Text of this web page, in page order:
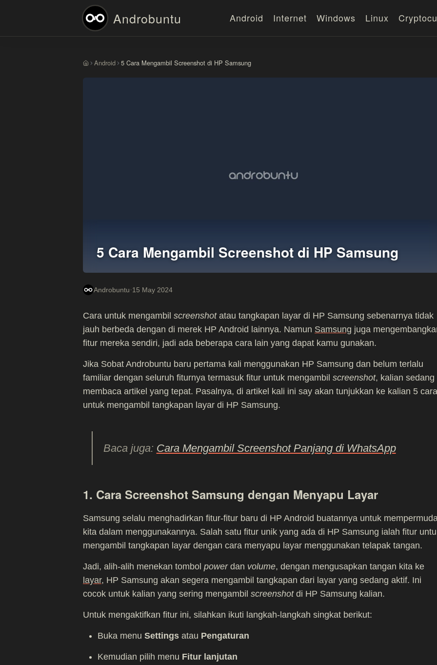
Androbuntu Android Internet Windows Linux
BerandaAndroid 5 Cara Mengambil Screenshot di HP Samsung
5 Cara Mengambil Screenshot di HP Samsung
Androbuntu·15 May 2024
Cara untuk mengambil screenshotatau tangkapan layar di HP Samsung sebenarnya tidak
jauh berbeda dengan di merek HP Android lainnya. Namun Samsung juga
fitur mereka sendiri, jadi ada beberapa cara lain yang dapat kamu gunakan.
Jika Sobat Androbuntu baru pertama kali menggunakan HP Samsung dan belum terlalu
familiar dengan seluruh fiturnya termasuk fitur untuk mengambil screenshot, kalian sedang
membaca artikel yang tepat. Pasalnya, di artikel kali ini say akan tunjukkan ke kalian 5 cara
untuk mengambil tangkapan layar di HP Samsung.
Baca juga: Cara Mengambil Screenshot Panjang di WhatsApp
1. Cara Screenshot Samsung dengan Menyapu Layar
Samsung selalu menghadirkan fitur-fitur baru di HP Android buatannya untuk
kita dalam menggunakannya. Salah satu fitur unik yang ada di HP Samsung ialah fitur
mengambil tangkapan layar dengan cara menyapu layar menggunakan telapak tangan.
Jadi, alih-alih menekan tombol powerdan volume, dengan mengusapkan tangan kita ke
layar, HP Samsung akan segera mengambil tangkapan dari layar yang sedang aktif. Ini
cocok untuk kalian yang sering mengambil screenshotdi HP Samsung kalian.
Untuk mengaktifkan fitur ini, silahkan ikuti langkah-langkah singkat berikut:
Buka menu Settings atau Pengaturan
Kemudian pilih menu Fitur lanjutan